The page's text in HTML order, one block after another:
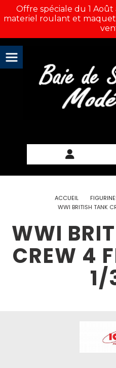
Offre spéciale du 1
materiel roulant et
ACCUEIL
WWI BRITISH TANK
WWI
CREW 4
1/
Panneau de gestion des cookies